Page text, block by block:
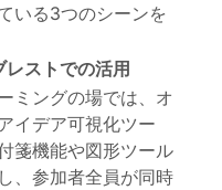
いる3つのシーンを
ストでの活用
ミングの場では、オ
イデア可視化ツー
箋機能や図形ツール
、参加者全員が同時